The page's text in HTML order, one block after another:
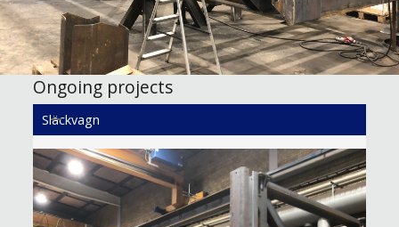
Ongoing projects
Släckvagn